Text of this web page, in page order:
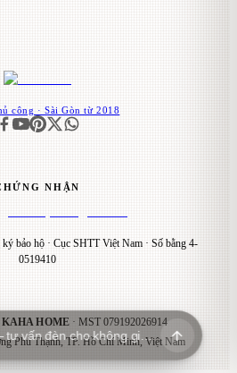
công · Sài Gòn từ 2018
NHẬN
bảo hộ · Cục SHTT Việt Nam · Số bằng 4-
0519410
HOME· MST 079192026914
Phú Thạnh, TP. Hồ Chí Minh, Việt Nam
tư vấn đèn cho không gian…